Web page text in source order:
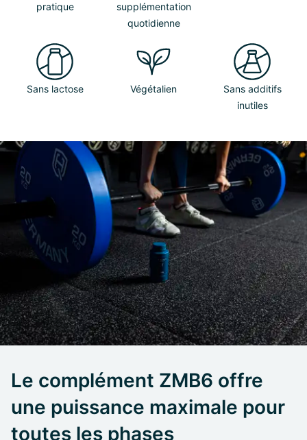
pratique
supplémentation
quotidienne
Sans lactose Végétalien
Sans additifs
inutiles
Le complément ZMB6 offre
une puissance maximale pour
toutes les phases